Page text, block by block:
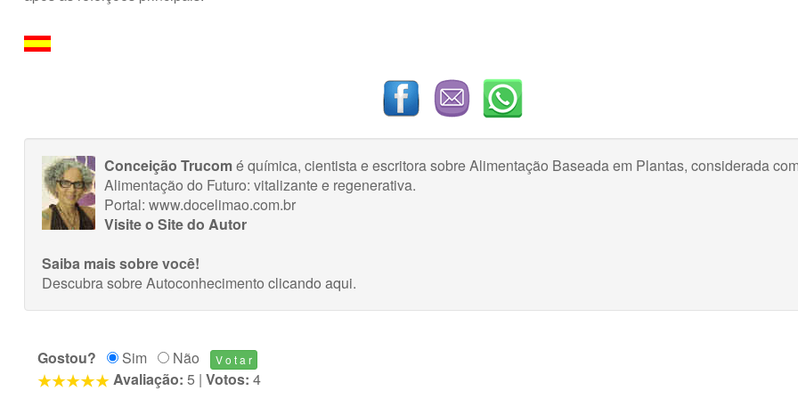
Conceição Trucomé química, cientista e escritora sobre Alimentação Baseada em Plantas, considerada
Alimentação do Futuro: vitalizante e regenerativa.
Portal: www.docelimao.com.br
Visite o Site do Autor
Saiba mais sobre você!
Descubra sobre Autoconhecimento clicando aqui.
Gostou? Sim
Não
Avaliação: 5 | Votos: 4